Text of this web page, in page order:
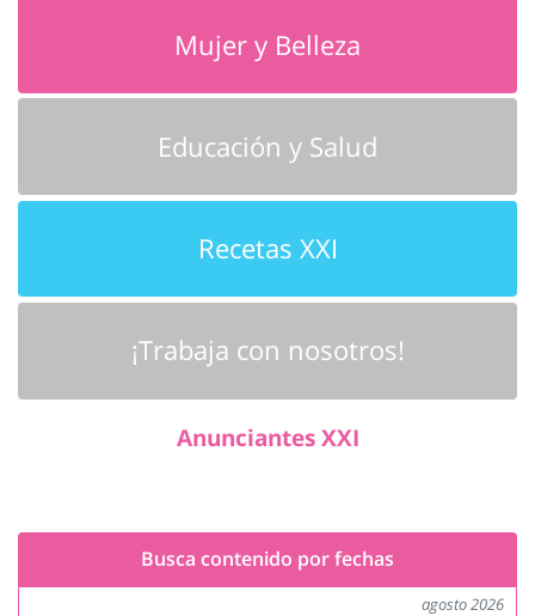
Mujer y Belleza
Educación y Salud
Recetas XXI
¡Trabaja con nosotros!
Anunciantes XXI
Busca contenido por fechas
agosto 2026